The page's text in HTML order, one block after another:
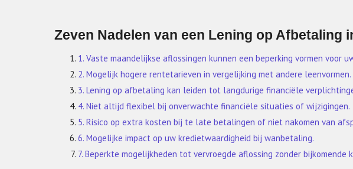
Zeven Nadelen van een Lening op Afbetaling
1. Vaste maandelijkse aflossingen kunnen een beperking vormen voor
2. Mogelijk hogere rentetarieven in vergelijking met andere leenvormen.
3. Lening op afbetaling kan leiden tot langdurige financiële
4. Niet altijd flexibel bij onverwachte financiële situaties of wijzigingen.
5. Risico op extra kosten bij te late betalingen of niet nakomen van
6. Mogelijke impact op uw kredietwaardigheid bij wanbetaling.
7. Beperkte mogelijkheden tot vervroegde aflossing zonder bijkomende